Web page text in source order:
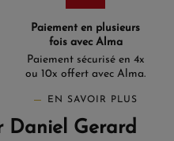
Paiement en plusieurs
fois avec Alma
Paiement sécurisé en 4x
ou 10x offert avec Alma.
EN SAVOIR PLUS
Daniel Gerard